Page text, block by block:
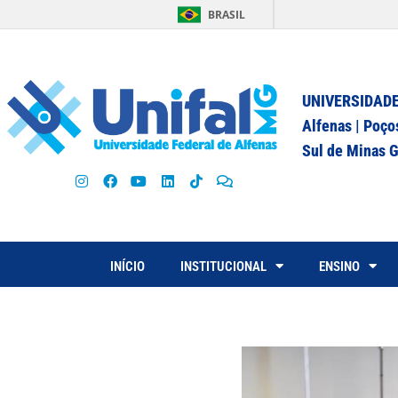
BRASIL
Alfenas |
Sul de Minas
INÍCIO INSTITUCIONAL ENSINO